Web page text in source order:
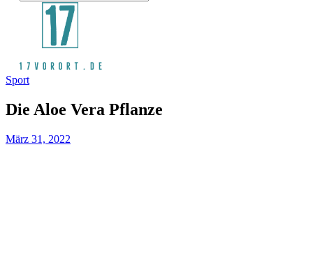
Sport
Die Aloe Vera Pflanze
März 31, 2022